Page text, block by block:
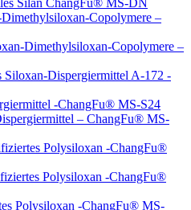
Silan ChangFu® MS-DN
Copolymere –
Dimethylsiloxan-Copolymere –
Dispergiermittel A-172 -
-ChangFu® MS-S24
– ChangFu® MS-
Polysiloxan -ChangFu®
Polysiloxan -ChangFu®
Polysiloxan -ChangFu® MS-